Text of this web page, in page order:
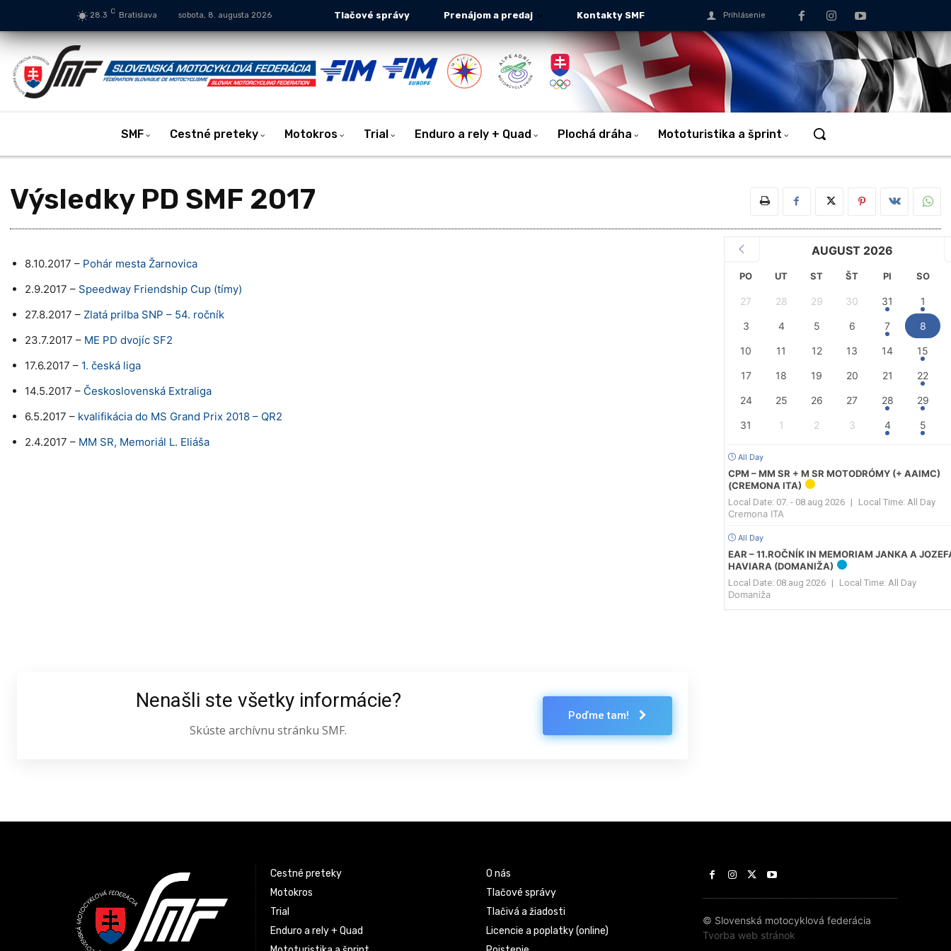
28.3 C Bratislava sobota, 8. augusta 2026 Tlačové správy Prenájom a predaj Kontakty SMF Prihlásenie
SMF Cestné preteky Motokros Trial Enduro a rely + Quad Plochá dráha Mototuristika a šprint
Výsledky PD SMF 2017
8.10.2017 – Pohár mesta Žarnovica
2.9.2017 – Speedway Friendship Cup (tímy)
27.8.2017 – Zlatá prilba SNP – 54. ročník
23.7.2017 – ME PD dvojíc SF2
17.6.2017 – 1. česká liga
14.5.2017 – Československá Extraliga
6.5.2017 – kvalifikácia do MS Grand Prix 2018 – QR2
2.4.2017 – MM SR, Memoriál L. Eliáša
AUGUST 2026
PO UT ST ŠT PI SO
27 28 29 30 31 1
3 4 5 6 7 8
10 11 12 13 14 15
17 18 19 20 21 22
24 25 26 27 28 29
31 1 2 3 4 5
All Day
CPM – MM SR + M SR MOTODRÓMY (+ AAIMC)
(CREMONA ITA)
Local Date: 07. - 08.aug 2026 | Local Time: All Day
Cremona ITA
All Day
EAR – 11.ROČNÍK IN MEMORIAM JANKA A
HAVIARA (DOMANIŽA)
Local Date: 08.aug 2026 | Local Time: All Day
Domaniža
Nenašli ste všetky informácie?
Skúste archívnu stránku SMF.
Poďme tam!
Cestné preteky
Motokros
Trial
Enduro a rely + Quad
O nás
Tlačové správy
Tlačivá a žiadosti
Licencie a poplatky (online)
© Slovenská motocyklová federácia
Tvorba web stránok